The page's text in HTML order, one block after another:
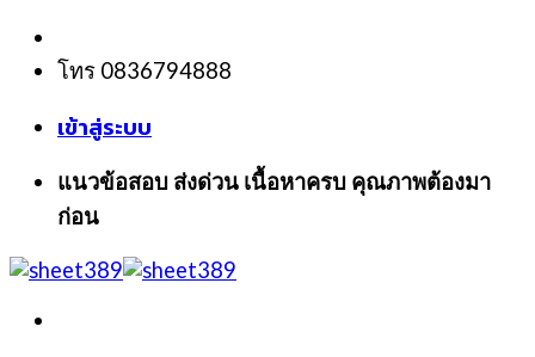
Skip
content
โทร 0836794888
เข้าสู่ระบบ
แนวข้อสอบ ส่งด่วน เนื้อหาครบ คุณภาพต้องมา
ก่อน